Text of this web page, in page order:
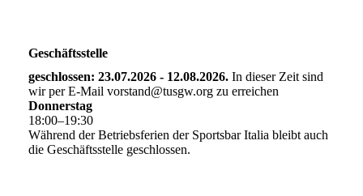
Geschäftsstelle
geschlossen: 23.07.2026 - 12.08.2026. In dieser Zeit sind
wir per E-Mail vorstand@tusgw.org zu erreichen
Donnerstag
18:00–19:30
Während der Betriebsferien der Sportsbar Italia bleibt auch
die Geschäftsstelle geschlossen.